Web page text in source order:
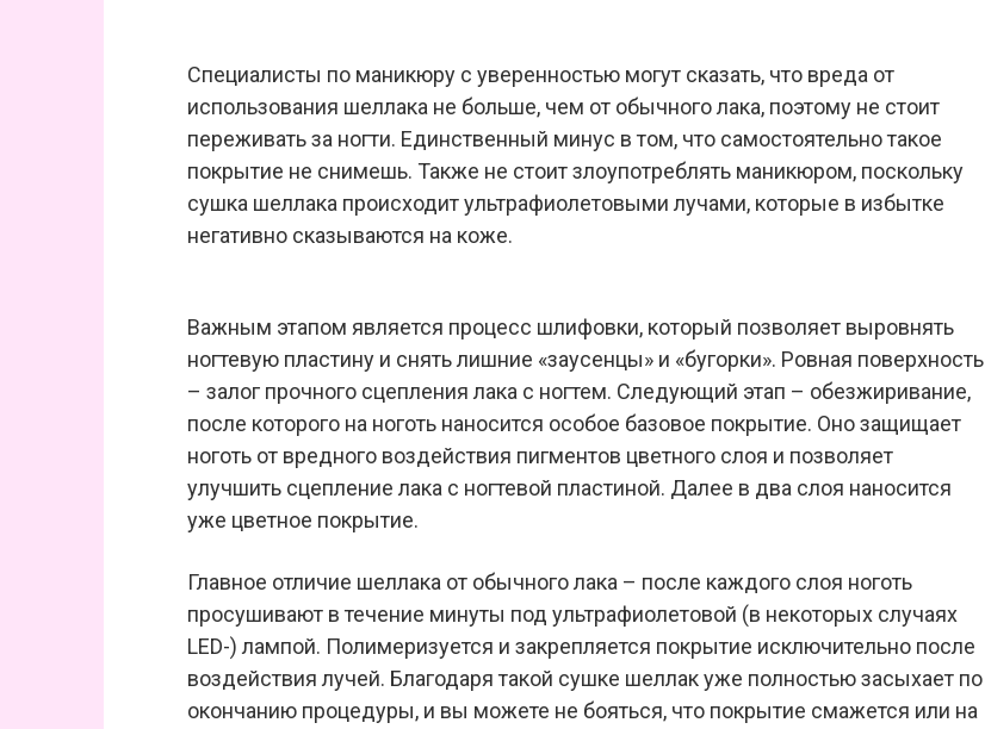
Специалисты по маникюру с уверенностью могут сказать, что вреда от
использования шеллака не больше, чем от обычного лака, поэтому не стоит
переживать за ногти. Единственный минус в том, что самостоятельно такое
покрытие не снимешь. Также не стоит злоупотреблять маникюром, поскольку
сушка шеллака происходит ультрафиолетовыми лучами, которые в избытке
негативно сказываются на коже.
Важным этапом является процесс шлифовки, который позволяет выровнять
ногтевую пластину и снять лишние «заусенцы» и «бугорки». Ровная поверхность
– залог прочного сцепления лака с ногтем. Следующий этап – обезжиривание,
после которого на ноготь наносится особое базовое покрытие. Оно защищает
ноготь от вредного воздействия пигментов цветного слоя и позволяет
улучшить сцепление лака с ногтевой пластиной. Далее в два слоя наносится
уже цветное покрытие.
Главное отличие шеллака от обычного лака – после каждого слоя ноготь
просушивают в течение минуты под ультрафиолетовой (в некоторых случаях
LED-) лампой. Полимеризуется и закрепляется покрытие исключительно после
воздействия лучей. Благодаря такой сушке шеллак уже полностью засыхает по
окончанию процедуры, и вы можете не бояться, что покрытие смажется или на